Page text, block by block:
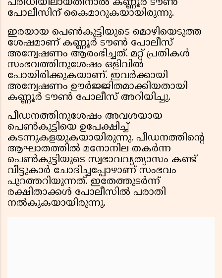
പരിധിയിലായതിനാൽ കണ്ണൂർ ടൗൺ
പോലീസിന് കൈമാറുകയായിരുന്നു.
ഇരയായ പെൺകുട്ടിയുടെ മൊഴിയെടുത്ത
ശേഷമാണ് കണ്ണൂർ ടൗൺ പോലീസ്
അന്വേഷണം ആരംഭിച്ചത്. മറ്റ് പ്രതികൾ
സംഭവത്തിനുശേഷം ഒളിവിൽ
പോയിരിക്കുകയാണ്. ഇവർക്കായി
അന്വേഷണം ഊർജ്ജിതമാക്കിയതായി
കണ്ണൂർ ടൗൺ പോലീസ് അറിയിച്ചു.
പീഡനത്തിനുശേഷം അവശയായ
പെൺകുട്ടിയെ ഉപേക്ഷിച്ച്
കടന്നുകളയുകയായിരുന്നു. പീഡനത്തിന്റെ
ആഘാതത്തിൽ മനോനില തകർന്ന
പെൺകുട്ടിയുടെ സ്വഭാവവ്യത്യാസം കണ്ട്
വീട്ടുകാർ ചോദിച്ചപ്പോഴാണ് സംഭവം
പുറത്തറിയുന്നത്. ഇതേത്തുടർന്ന്
രക്ഷിതാക്കൾ പോലീസിൽ പരാതി
നൽകുകയായിരുന്നു.